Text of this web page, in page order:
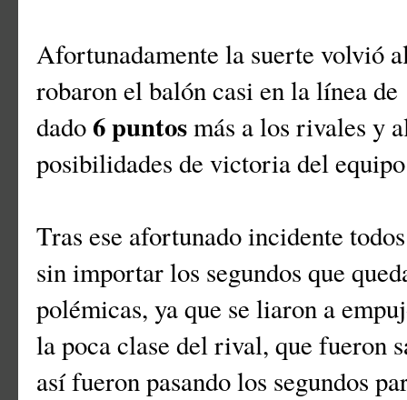
Afortunadamente la suerte volvió
robaron el balón casi en la línea de
dado6 puntosmás a los rivales y
posibilidades de victoria del
Tras ese afortunado incidente
sin importar los segundos que
polémicas, ya que se liaron a
la poca clase del rival, que fueron
así fueron pasando los segundos